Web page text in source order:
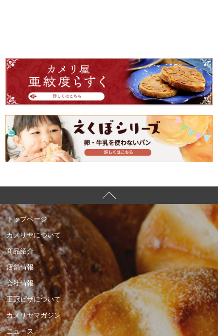
トップページ
カメリヤについて
商品紹介
店舗情報
会社情報
王冠ピザについて
カメリヤマガジン
ニュース